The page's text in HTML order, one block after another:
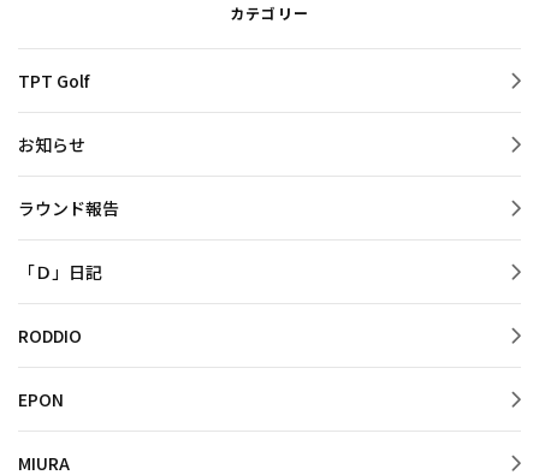
カテゴリー
TPT Golf
お知らせ
ラウンド報告
「Ｄ」日記
RODDIO
EPON
MIURA